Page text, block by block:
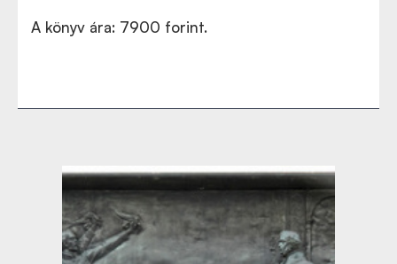
A könyv ára: 7900 forint.